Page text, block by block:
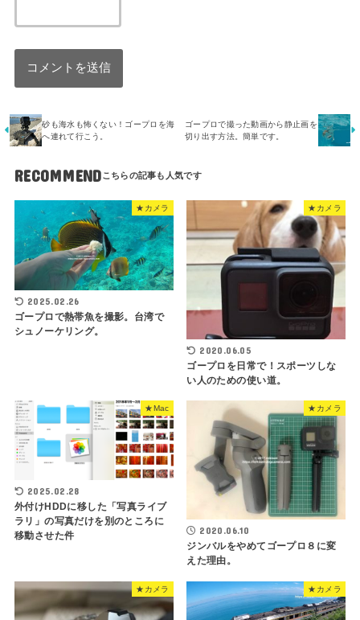
砂も海水も怖くない！ゴープロを海
へ連れて行こう。
ゴープロで撮った動画から静止画を
切り出す方法。簡単です。
RECOMMEND
★カメラ
2025.02.26
ゴープロで熱帯魚を撮影。台湾で
シュノーケリング。
★カメラ
2020.06.05
ゴープロを日常で！スポーツしな
い人のための使い道。
★Mac
2025.02.28
外付けHDDに移した「写真ライブ
ラリ」の写真だけを別のところに
移動させた件
★カメラ
2020.06.10
ジンバルをやめてゴープロ８に変
えた理由。
★カメラ ★カメラ